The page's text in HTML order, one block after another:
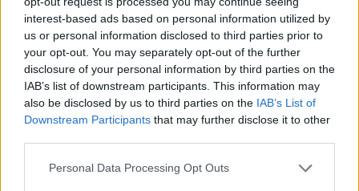
interest-based ads based on personal information utilized by
us or personal information disclosed to third parties prior to
your opt-out. You may separately opt-out of the further
disclosure of your personal information by third parties on the
IAB’s list of downstream participants. This information may
also be disclosed by us to third parties on the IAB’s List of
Downstream Participants that may further disclose it to other
Personal Data Processing Opt Outs
con acceso universal, con un bajo impacto
medioambiental.
¿Cómo celebrar el Día de la Libertad
del Hardware?
Estas son algunas actividades y eventos para
celebrar este día a nivel mundial: